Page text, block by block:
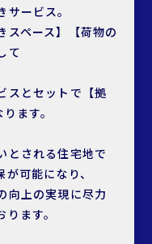
ービス。
スペース】【荷物の
て
スとセットで【拠
ます。
とされる住宅地で
可能になり、
向上の実現に尽力
ます。